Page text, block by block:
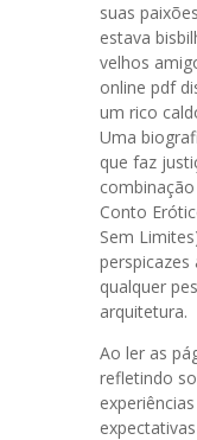
suas
estava
velhos
online pdf
um rico
Uma
que faz
Conto
Sem
perspicazes
qualquer
arquitetura.
Ao ler as
refletindo